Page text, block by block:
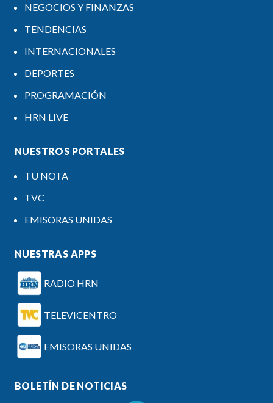
NEGOCIOS Y FINANZAS
TENDENCIAS
INTERNACIONALES
DEPORTES
PROGRAMACIÓN
HRN LIVE
NUESTROS PORTALES
TU NOTA
TVC
EMISORAS UNIDAS
NUESTRAS APPS
RADIO HRN
TELEVICENTRO
EMISORAS UNIDAS
BOLETÍN DE NOTICIAS